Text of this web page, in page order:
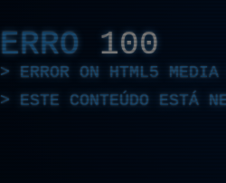
ERRO 100
ERROR ON HTML5 MEDIA
ESTE CONTEÚDO ESTÁ